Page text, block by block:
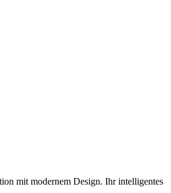
mit modernem Design. Ihr intelligentes